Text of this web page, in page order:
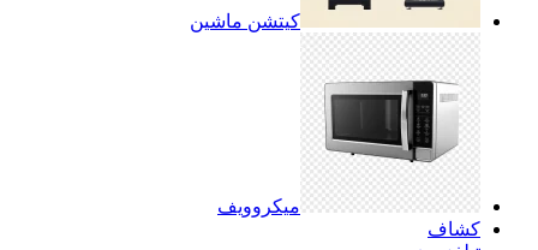
كيتشن ماشين
ميكروويف
كشاف